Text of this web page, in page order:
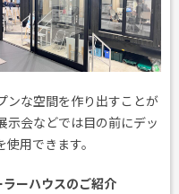
ンな空間を作り出すことが
示会などでは目の前にデッ
用できます。
ーハウスのご紹介